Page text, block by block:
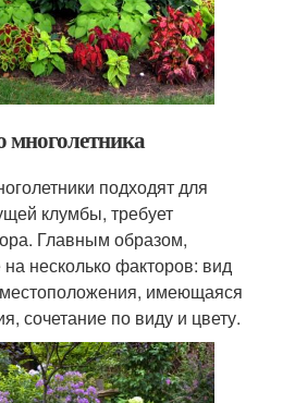
многолетника
подходят для
клумбы, требует
Главным образом,
несколько факторов: вид
имеющаяся
сочетание по виду и цвету.